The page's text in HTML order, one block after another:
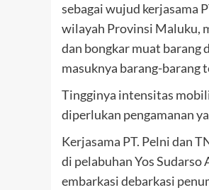
sebagai wujud kerjasama
wilayah Provinsi Maluku,
dan bongkar muat barang
masuknya barang-barang
Tingginya intensitas
diperlukan pengamanan
Kerjasama PT. Pelni dan
di pelabuhan Yos
embarkasi debarkasi